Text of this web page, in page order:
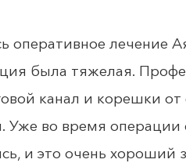
оперативное лечение
была тяжелая.
канал и корешки
Уже во время операции
и это очень хороший